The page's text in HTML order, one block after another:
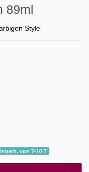
89ml
Style
von 7-10 T